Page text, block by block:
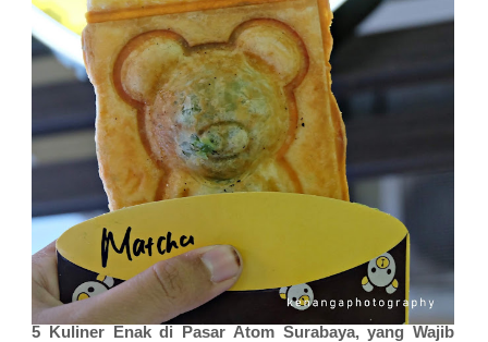
5 Kuliner Enak di Pasar Atom Surabaya, yang Wajib